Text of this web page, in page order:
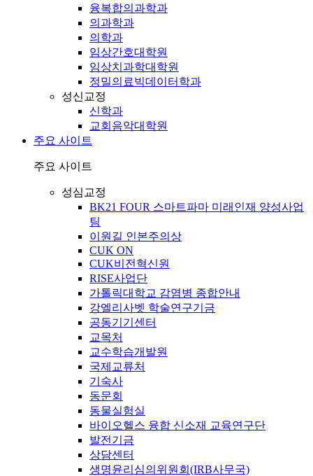
융복합의과학과
의과학과
의학과
임상간호대학원
임상치과학대학원
정밀의료빅데이터학과
성신교정
신학과
교회음악대학원
주요 사이트
주요 사이트
성심교정
BK21 FOUR 스마트파마 미래인재 양성사업
팀
이원길 인본주의상
CUK ON
CUK비전혁신원
RISE사업단
가톨릭대학교 감염병 종합안내
강엘리사벳 학술연구기금
공동기기센터
교목처
교수학습개발원
국제교류처
기숙사
동문회
동물실험실
바이오헬스 융합 신소재 교육연구단
발전기금
상담센터
생명윤리심의위원회(IRB사무국)